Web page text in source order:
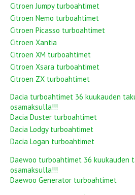
Citroen Jumpy turboahtimet
Citroen Nemo turboahtimet
Citroen Picasso turboahtimet
Citroen Xantia
Citroen XM turboahtimet
Citroen Xsara turboahtimet
Citroen ZX turboahtimet
Dacia turboahtimet 36 kuukauden
osamaksulla!!!
Dacia Duster turboahtimet
Dacia Lodgy turboahtimet
Dacia Logan turboahtimet
Daewoo turboahtimet 36 kuukauden
osamaksulla!!!
Daewoo Generator turboahtimet